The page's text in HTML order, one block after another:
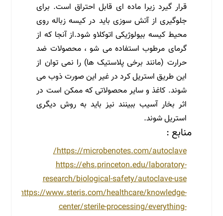
قرار گیرد زیرا ماده ای قابل احتراق است. برای
جلوگیری از آتش سوزی باید در کیسه زباله روی
محیط کیسه بیولوژیکی اتوکلاو شود.از آنجا که از
گرمای مرطوب استفاده می شو ، محصولات ضد
حرارت (مانند برخی پلاستیک ها) را نمی توان از
این طریق استریل کرد در غیر این صورت ذوب می
شوند. کاغذ و سایر محصولاتی که ممکن است در
اثر بخار آسیب ببینند نیز باید به روش دیگری
استریل شوند.
منابع :
https://microbenotes.com/autoclave/
https://ehs.princeton.edu/laboratory-
research/biological-safety/autoclave-use
https://www.steris.com/healthcare/knowledge-
center/sterile-processing/everything-